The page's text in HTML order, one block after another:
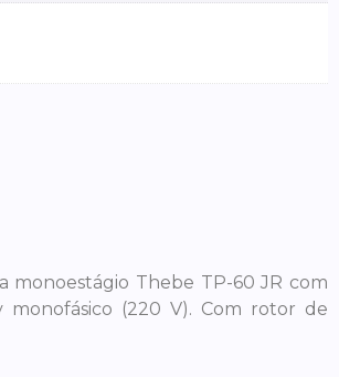
monoestágio Thebe TP-60 JR com
monofásico (220 V). Com rotor de